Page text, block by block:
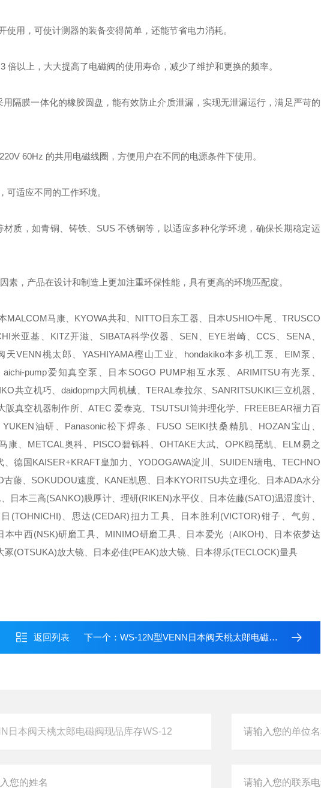
用，可使计测器的装备变得简单，还能节省电力消耗。
以上，大大提高了电磁阀的使用寿命，减少了维护和更换的频率。
隔膜一体化的橡胶圆盘，能有效防止介质泄漏，实现无泄漏运行，满足严苛的
60Hz 的共用电磁线圈，方便用户在不同的电源条件下使用。
可适应不同的工作环境。
质，如青铜、铸铁、SUS 不锈钢等，以适应多种化学环境，确保长期稳定运
，产品在设计和制造上更加注重环保性能，具有更高的环境匹配度。
MALCOM马康、KYOWA共和、NITTO日东工器、日本USHIO牛尾、TRUSCO
米亚基、KITZ开滋、SIBATA科学仪器、SEN、EYE岩崎、CCS、SENA、
VENN桃太郎、YASHIYAMA樫山工业、hondakiko本多机工泵、EIM泵、
pump爱知真空泵、日本SOGO PUMP相互水泵、ARIMITSU有光泵、
共立机巧、daidopmp大同机械、TERAL泰拉尔、SANRITSUKIKI三立机器、
真空机器制作所、ATEC 爱泰克、TSUTSUI筒井理化学、FREEBEAR福力百
油研、Panasonic松下焊条、FUSO SEIKI扶桑精肌、HOZAN宝山、
康、METCAL奥科、PISCO碧铄科、OHTAKE大武、OPK鸥琵凯、ELM易之
德国KAISER+KRAFT皇加力、YODOGAWA淀川、SUIDEN瑞电、TECHNO
藤、SOKUDOU速度、KANE凯恩、日本KYORITSU共立理化、日本ADA水分
本三高(SANKO)膜厚计、理研(RIKEN)水平仪、日本佐藤(SATO)温湿度计、
、思达(CEDAR)扭力工具、日本胜利(VICTOR)钳子、气剪、
中西(NSK)研磨工具、MINIMO研磨工具、日本爱光（AIKOH)、日本依梦达
(OTSUKA)放大镜、日本必佳(PEAK)放大镜、日本得乐(TECLOCK)量具
返回列表 下一个： WS-12N型VENN日本阀天桃太郎电磁阀现品库存WS-12N